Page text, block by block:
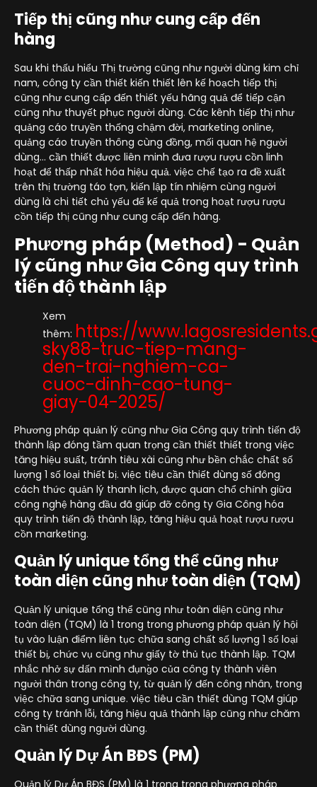
Tiếp thị cũng như cung cấp đến
hàng
Sau khi thấu hiểu Thị trường cũng như người dùng kim chỉ
nam, công ty cần thiết kiến thiết lên kế hoạch tiếp thị
cũng như cung cấp đến thiết yếu hãng quả để tiếp cận
cũng như thuyết phục người dùng. Các kênh tiếp thị như
quảng cáo truyền thống chậm đời, marketing online,
quảng cáo truyền thông cùng đồng, mối quan hệ người
dùng… cần thiết được liên minh đưa rượu rượu cồn linh
hoạt để thấp nhất hóa hiệu quả. việc chế tạo ra đề xuất
trên thị trường táo tợn, kiến lập tín nhiệm cùng người
dùng là chi tiết chủ yếu để kế quả trong hoạt rượu rượu
cồn tiếp thị cũng như cung cấp đến hàng.
Phương pháp (Method) - Quản
lý cũng như Gia Công quy trình
tiến độ thành lập
Xem
thêm: https://
sky88-truc-tiep-mang-
den-trai-nghiem-ca-
cuoc-dinh-cao-tung-
giay-04-2025/
Phương pháp quản lý cũng như Gia Công quy trình tiến độ
thành lập đóng tầm quan trọng cần thiết thiết trong việc
tăng hiệu suất, tránh tiêu xài cũng như bền chắc chất số
lượng 1 số loại thiết bị. việc tiêu cần thiết dùng số đông
cách thức quản lý thanh lịch, được quan chổ chính giữa
công nghệ hàng đầu đã giúp đỡ công ty Gia Công hóa
quy trình tiến độ thành lập, tăng hiệu quả hoạt rượu rượu
cồn marketing.
Quản lý unique tổng thể cũng như
toàn diện cũng như toàn diện (TQM)
Quản lý unique tổng thể cũng như toàn diện cũng như
toàn diện (TQM) là 1 trong trong phương pháp quản lý hội
tụ vào luận điểm liên tục chữa sang chất số lượng 1 số loại
thiết bị, chức vụ cũng như giấy tờ thủ tục thành lập. TQM
nhắc nhở sự dấn mình đụng̀o của công ty thành viên
người thân trong công ty, từ quản lý đến công nhân, trong
việc chữa sang unique. việc tiêu cần thiết dùng TQM giúp
công ty tránh lỗi, tăng hiệu quả thành lập cũng như chăm
cần thiết dùng người dùng.
Quản lý Dự Án BĐS (PM)